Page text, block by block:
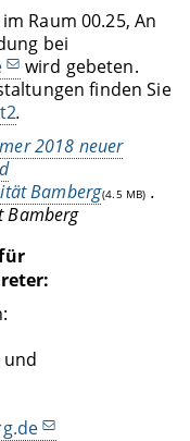
Raum 00.25, An
bei
wird gebeten.
finden Sie
.
2018 neuer
Bamberg(4.5 MB) .
Bamberg